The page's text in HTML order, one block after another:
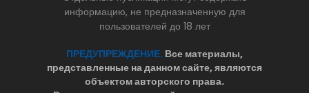
информацию, не предназначенную для
пользователей до 18 лет
ПРЕДУПРЕЖДЕНИЕ. Все материалы,
представленные на данном сайте, являются
объектом авторского права.